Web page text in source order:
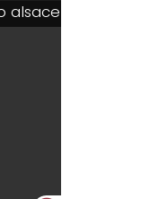
alsace